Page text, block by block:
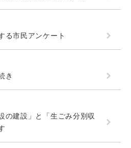
る市民アンケート
き
の建設」と「生ごみ分別収